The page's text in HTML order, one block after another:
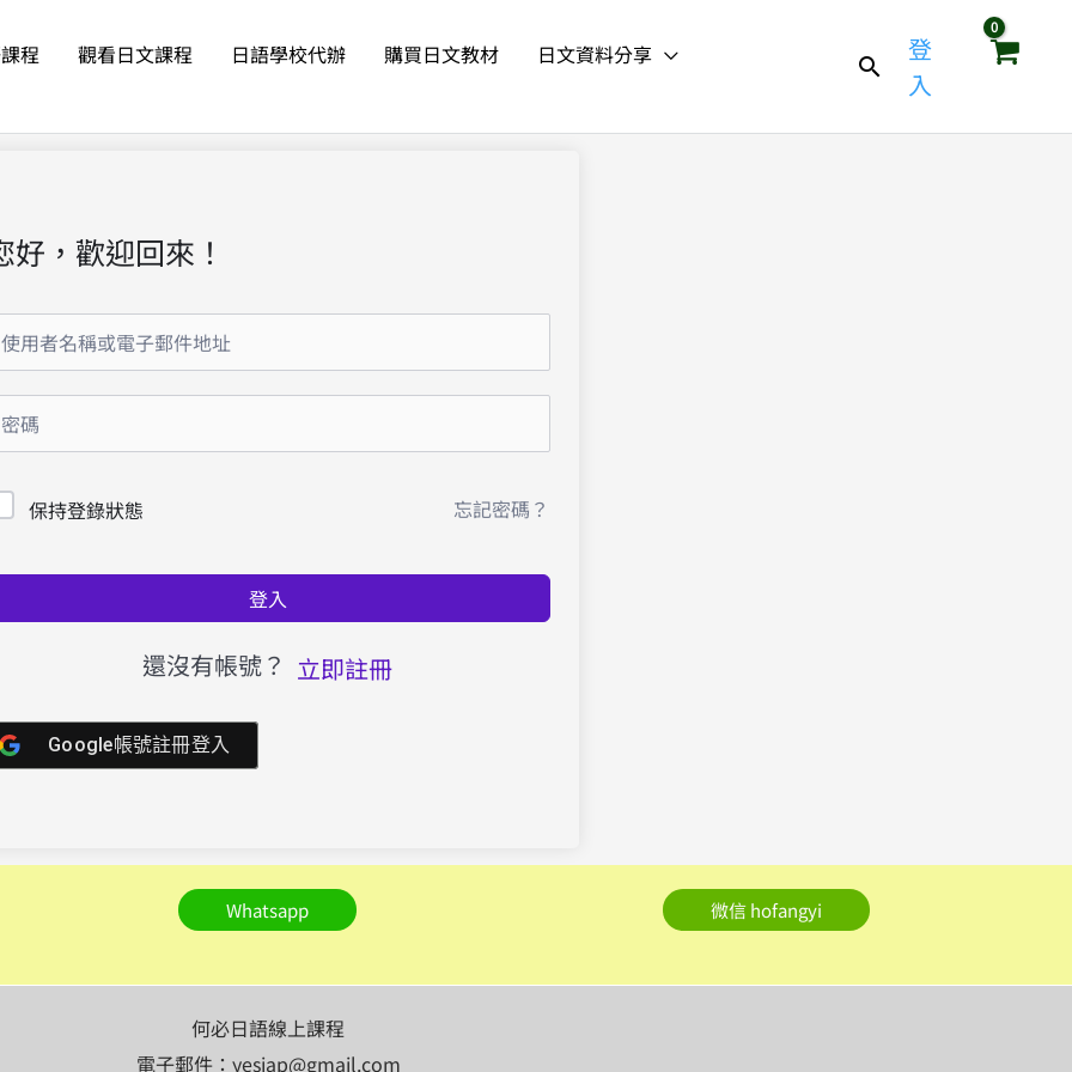
程 觀看日文課程 日語學校代辦 購買日文教材
日文資料分享
登
入
好，歡迎回來！
保持登錄狀態 忘記密碼？
登入
還沒有帳號？ 立即註冊
Google帳號註冊登入
Whatsapp 微信 hofangyi
何必日語線上課程
電子郵件：yesjap@gmail.com